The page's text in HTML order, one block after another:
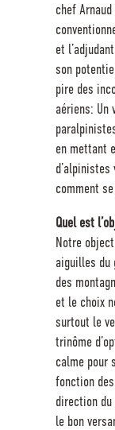
chef
et
son
pire des
aériens: Un
en mettant
comment
Quel est
Notre
aiguilles du
des
et le choix
surtout le
trinôme
calme pour
fonction
direction
le bon